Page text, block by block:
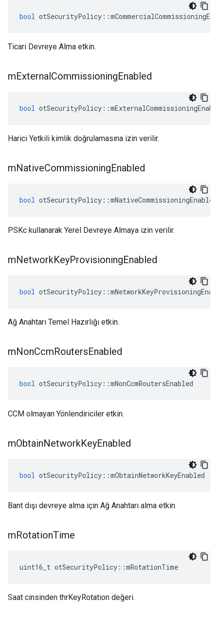
bool otSecurityPolicy ::
Ticari Devreye Alma etkin.
mExternalCommissioningEnabled
bool otSecurityPolicy ::
Harici Yetkili kimlik doğrulamasına izin verilir.
mNativeCommissioningEnabled
bool otSecurityPolicy ::mNativeCommissioningEnabled
PSKc kullanarak Yerel Devreye Almaya izin verilir.
mNetworkKeyProvisioningEnabled
bool otSecurityPolicy ::
Ağ Anahtarı Temel Hazırlığı etkin.
mNonCcmRoutersEnabled
bool otSecurityPolicy ::mNonCcmRoutersEnabled
CCM olmayan Yönlendiriciler etkin.
mObtainNetworkKeyEnabled
bool otSecurityPolicy ::mObtainNetworkKeyEnabled
Bant dışı devreye alma için Ağ Anahtarı alma etkin.
mRotationTime
uint16_t otSecurityPolicy ::mRotationTime
Saat cinsinden thrKeyRotation değeri.